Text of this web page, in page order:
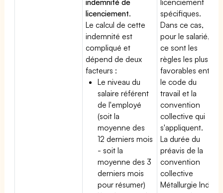
licenciement.
Le calcul de cette
indemnité est
compliqué et
dépend de deux
facteurs :
Le niveau du
salaire référent
de l'employé
(soit la
moyenne des
12 derniers mois
- soit la
moyenne des 3
derniers mois
pour résumer)
spécifiques.
Dans ce cas,
pour le salarié,
ce sont les
règles les plus
favorables entre
le code du
travail et la
convention
collective qui
s'appliquent.
La durée du
préavis de la
convention
collective
Métallurgie Indre